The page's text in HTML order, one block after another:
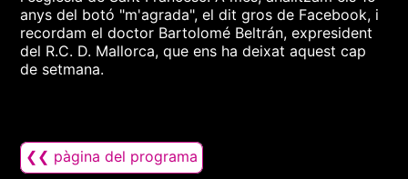
anys del botó "m'agrada", el dit gros de Facebook, i
recordam el doctor Bartolomé Beltrán, expresident
del R.C. D. Mallorca, que ens ha deixat aquest cap
de setmana.
❮❮ pàgina del programa